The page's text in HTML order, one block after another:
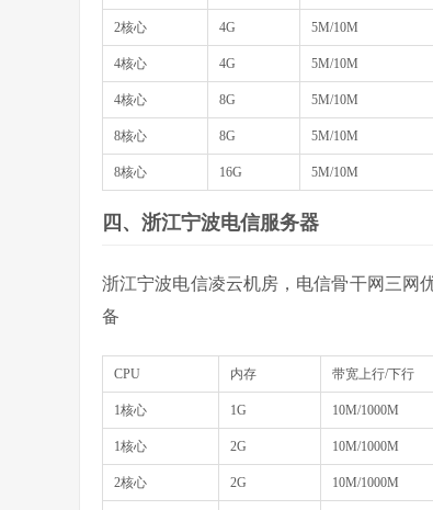
2核心 4G 5M/10M
4核心 4G 5M/10M
4核心 8G 5M/10M
8核心 8G 5M/10M
8核心 16G 5M/10M
四、浙江宁波电信服务器
浙江宁波电信凌云机房，电信骨干网三网
备
CPU 内存 带宽上行/下行
1核心 1G 10M/1000M
1核心 2G 10M/1000M
2核心 2G 10M/1000M